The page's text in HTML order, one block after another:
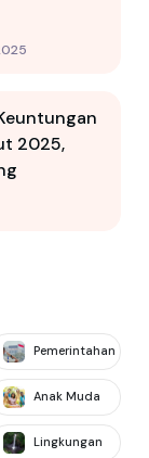
2025,
Pemerintahan
Anak Muda
Lingkungan